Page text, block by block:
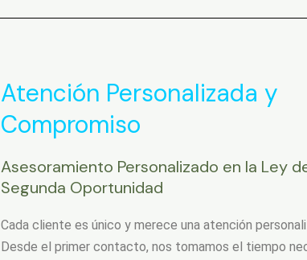
Atención Personalizada y
Compromiso
Asesoramiento Personalizado en la Ley
Segunda Oportunidad
Cada cliente es único y merece una atención
Desde el primer contacto, nos tomamos el tiempo